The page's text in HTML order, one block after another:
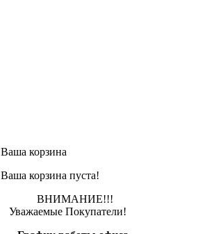
Ваша корзина
Ваша корзина пуста!
ВНИМАНИЕ!!!
Уважаемые Покупатели!